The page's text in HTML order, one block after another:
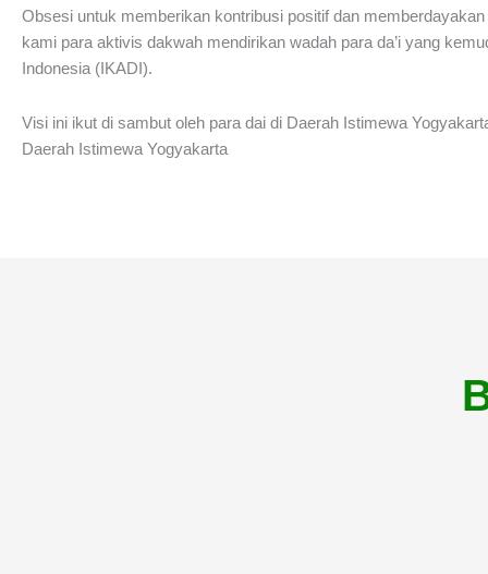
Obsesi untuk memberikan kontribusi positif dan
kami para aktivis dakwah mendirikan wadah para da’i yang
Indonesia (IKADI).
Visi ini ikut di sambut oleh para dai di Daerah Istimewa
Daerah Istimewa Yogyakarta